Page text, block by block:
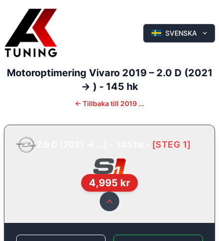
SVENSKA
Motoroptimering Vivaro 2019– 2.0 D (2021
-> ) - 145 hk
← Tillbaka till 2019 ...
[STEG 1]
4,995 kr